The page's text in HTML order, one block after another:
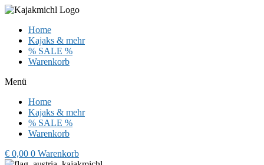
Zum
wechselnHome
Kajaks & mehr
% SALE %
Warenkorb
Menü
Home
Kajaks & mehr
% SALE %
Warenkorb
€ 0,00 0 Warenkorb